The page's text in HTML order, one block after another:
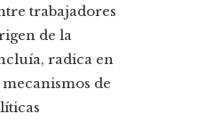
trabajadores
de la
radica en
de